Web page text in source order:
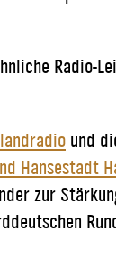
Radio-
und
Hansestadt
zur